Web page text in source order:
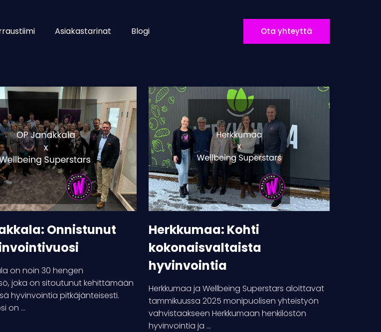
Asiakastarinat Blogi Ota yhteyttä
Onnistunut
on noin 30 hengen
joka on sitoutunut kehittämään
hyvinvointia pitkäjänteisesti.
on ...
Herkkumaa:
Kohti
kokonaisvaltaista
hyvinvointia
Herkkumaa: Kohti
kokonaisvaltaista
hyvinvointia
Herkkumaa ja Wellbeing Superstars aloittavat
tammikuussa 2025 monipuolisen yhteistyön
vahvistaakseen Herkkumaan henkilöstön
hyvinvointia ja ...